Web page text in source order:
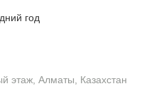
год
этаж, Алматы, Казахстан